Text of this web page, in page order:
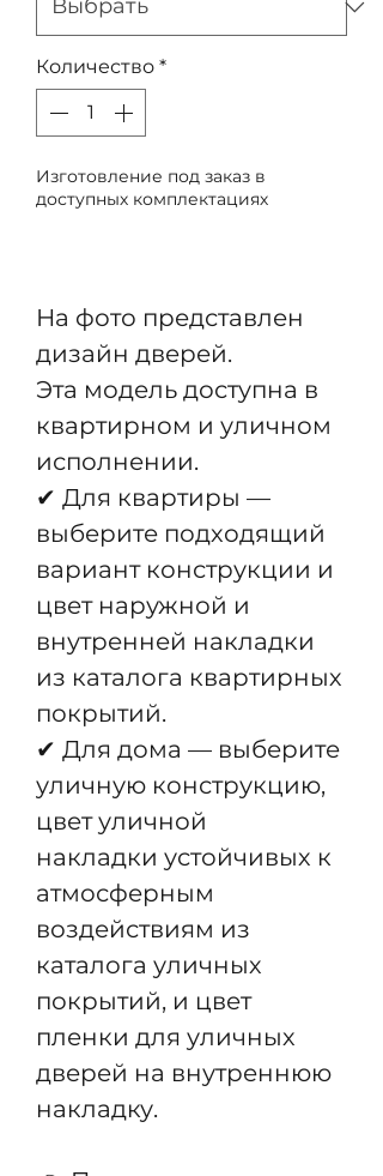
Количество *
Изготовление под заказ в
доступных комплектациях
На фото представлен
дизайн дверей.
Эта модель доступна в
квартирном и уличном
исполнении.
✔ Для квартиры —
выберите подходящий
вариант конструкции и
цвет наружной и
внутренней накладки
из каталога квартирных
покрытий.
✔ Для дома — выберите
уличную конструкцию,
цвет уличной
накладки устойчивых к
атмосферным
воздействиям из
каталога уличных
покрытий, и цвет
пленки для уличных
дверей на внутреннюю
накладку.